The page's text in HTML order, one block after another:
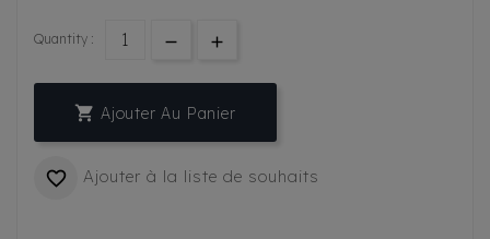
Quantity :
 Ajouter Au Panier
 Ajouter à la liste de souhaits